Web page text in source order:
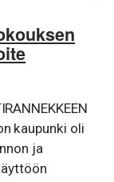
kaupunki oli
ja